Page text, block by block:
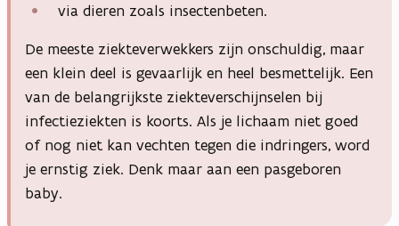
via dieren zoals insectenbeten.
De meeste ziekteverwekkers zijn onschuldig, maar
een klein deel is gevaarlijk en heel besmettelijk. Een
van de belangrijkste ziekteverschijnselen bij
infectieziekten is koorts. Als je lichaam niet goed
of nog niet kan vechten tegen die indringers, word
je ernstig ziek. Denk maar aan een pasgeboren
baby.